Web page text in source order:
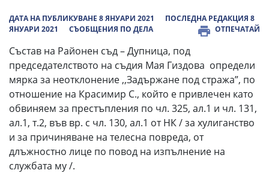
ДАТА НА ПУБЛИКУВАНЕ 8 ЯНУАРИ 2021
ПОСЛЕДНА РЕДАКЦИЯ 8
ЯНУАРИ 2021
СЪОБЩЕНИЯ ПО ДЕЛА ОТПЕЧАТАЙ
Състав на Районен съд – Дупница, под
председателството на съдия Мая Гиздова определи
мярка за неотклонение ,,Задържане под стража”, по
отношение на Красимир С., който е привлечен като
обвиняем за престъпления по чл. 325, ал.1 и чл. 131,
ал.1, т.2, във вр. с чл. 130, ал.1 от НК / за хулиганство
и за причиняване на телесна повреда, от
длъжностно лице по повод на изпълнение на
службата му /.